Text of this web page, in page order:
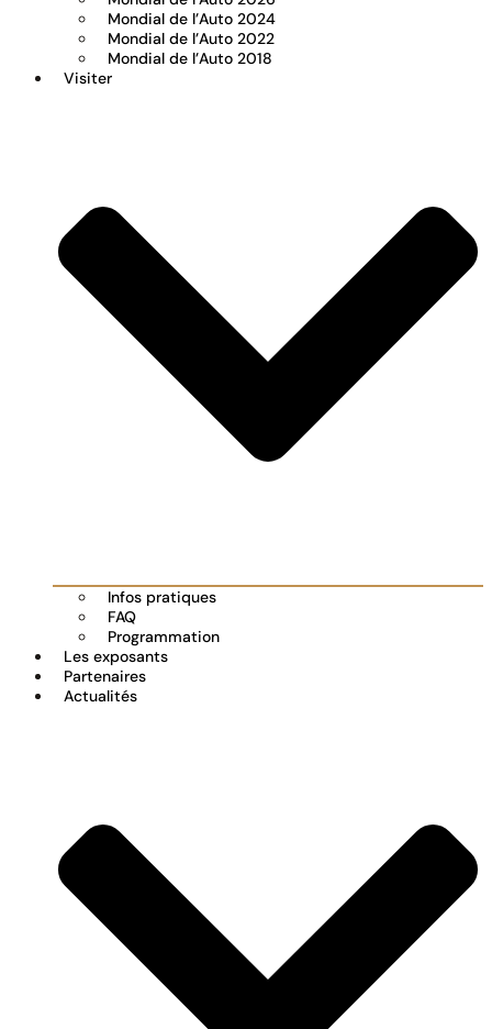
Mondial de l’Auto 2024
Mondial de l’Auto 2022
Mondial de l’Auto 2018
Visiter
Infos pratiques
FAQ
Programmation
Les exposants
Partenaires
Actualités